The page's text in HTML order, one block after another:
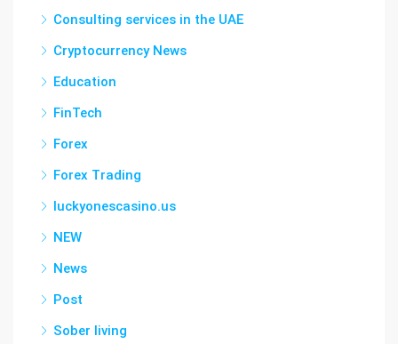
Consulting services in the UAE
Cryptocurrency News
Education
FinTech
Forex
Forex Trading
luckyonescasino.us
NEW
News
Post
Sober living